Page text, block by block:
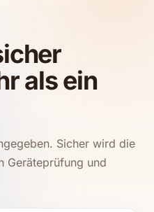
als ein
Sicher wird die
Geräteprüfung und